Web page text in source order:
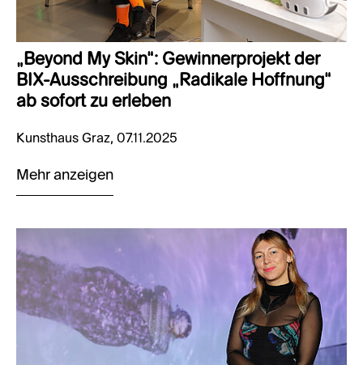
„Beyond My Skin“: Gewinnerprojekt der
BIX-Ausschreibung „Radikale Hoffnung“
ab sofort zu erleben
Kunsthaus Graz, 07.11.2025
Mehr anzeigen